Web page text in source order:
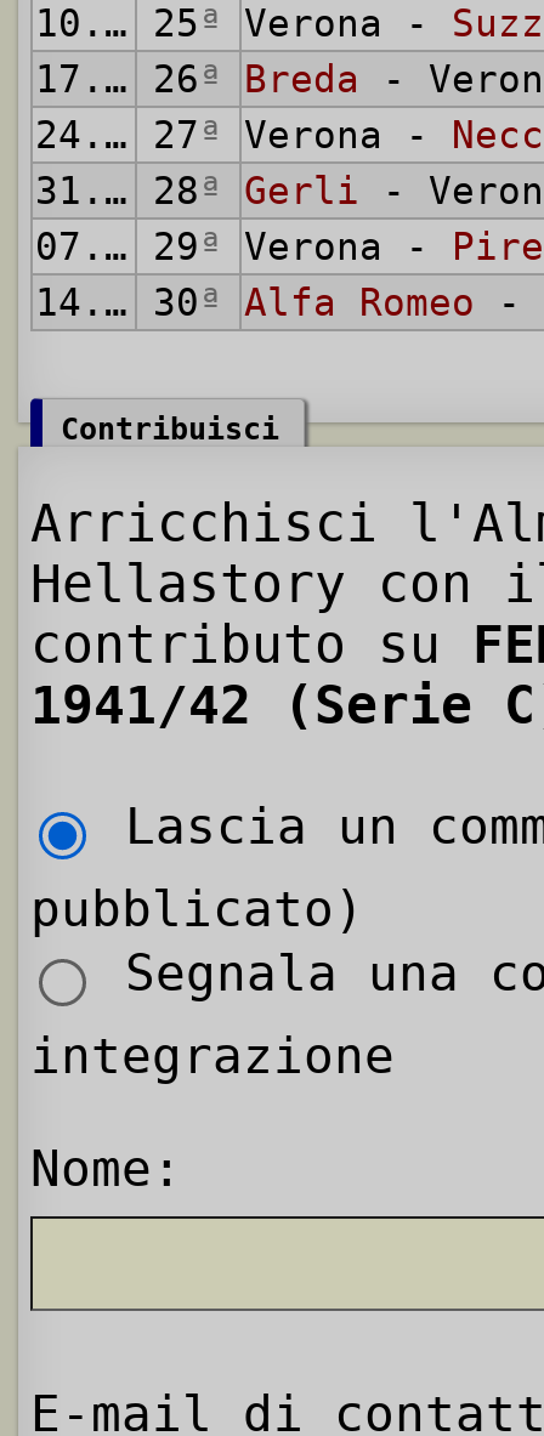
10.05.1942
25ª Verona -
17.05.1942
26ª Breda -
24.05.1942
27ª Verona -
31.05.1942
28ª Gerli -
07.06.1942
29ª Verona -
14.06.1942
30ª Alfa Romeo -
Contribuisci
Arricchisci
Hellastory con
contributo su
1941/42 (Serie
Lascia un
pubblicato)
Segnala una
integrazione
Nome:
E-mail di